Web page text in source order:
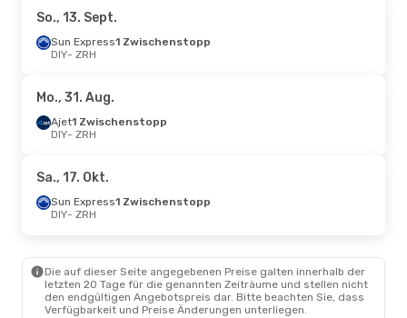
So., 13. Sept.
Sun Express1 Zwischenstopp
DIY- ZRH
Mo., 31. Aug.
Ajet1 Zwischenstopp
DIY- ZRH
Sa., 17. Okt.
Sun Express1 Zwischenstopp
DIY- ZRH
Die auf dieser Seite angegebenen Preise galten innerhalb der
letzten 20 Tage für die genannten Zeiträume und stellen nicht
den endgültigen Angebotspreis dar. Bitte beachten Sie, dass
Verfügbarkeit und Preise Änderungen unterliegen.